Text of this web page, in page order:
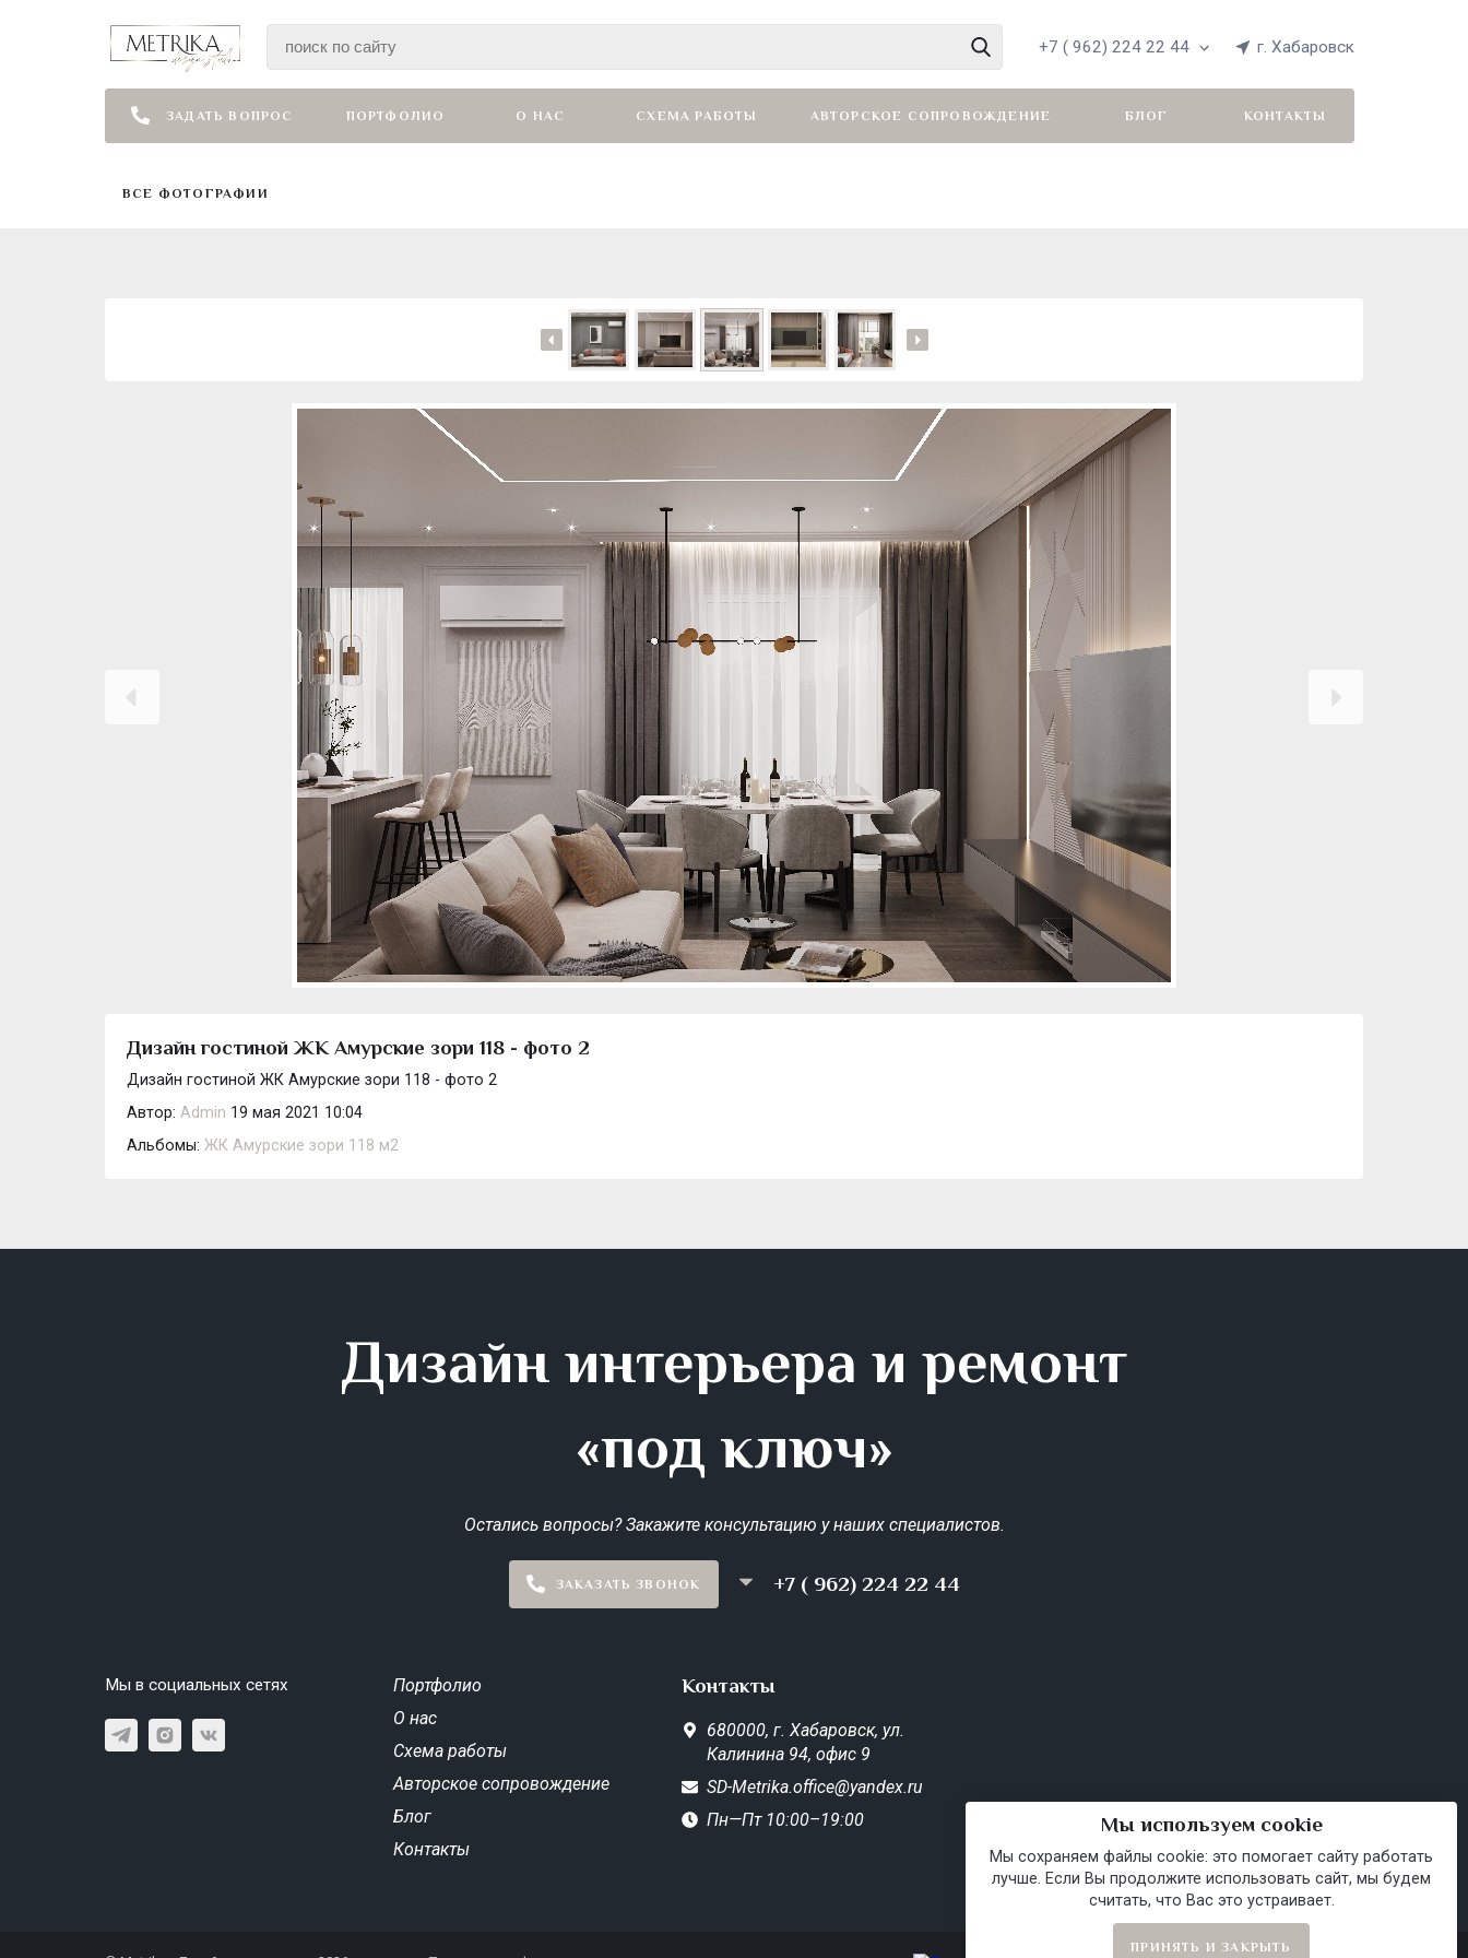
+7 ( 962) 224 22 44 г. Хабаровск
ЗАДАТЬ ВОПРОС ПОРТФОЛИО О НАС СХЕМА РАБОТЫ АВТОРСКОЕ СОПРОВОЖДЕНИЕ БЛОГ КОНТАКТЫ
ВСЕ ФОТОГРАФИИ
Дизайн гостиной ЖК Амурские зори 118 - фото 2
Дизайн гостиной ЖК Амурские зори 118 - фото 2
Автор: Admin 19 мая 2021 10:04
Альбомы: ЖК Амурские зори 118 м2
Дизайн интерьера и ремонт
«под ключ»
Остались вопросы? Закажите консультацию у наших специалистов.
ЗАКАЗАТЬ ЗВОНОК +7 ( 962) 224 22 44
Мы в социальных сетях
Портфолио
О нас
Схема работы
Авторское сопровождение
Блог
Контакты
Контакты
680000, г. Хабаровск, ул.
Калинина 94, офис 9
SD-Metrika.office@yandex.ru
Пн—Пт 10:00–19:00
Мы используем cookie
Мы сохраняем файлы cookie: это помогает сайту работать
лучше. Если Вы продолжите использовать сайт, мы будем
считать, что Вас это устраивает.
ПРИНЯТЬ И ЗАКРЫТЬ